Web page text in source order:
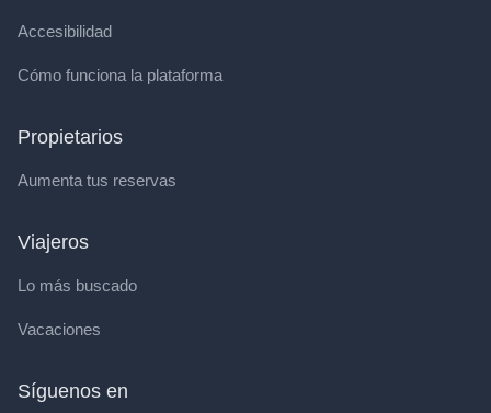
Accesibilidad
Cómo funciona la plataforma
Propietarios
Aumenta tus reservas
Viajeros
Lo más buscado
Vacaciones
Síguenos en